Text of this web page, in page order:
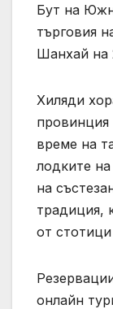
Бут на
търговия
Шанхай на
Хиляди
време на
лодките
на
традиция,
от
онлайн